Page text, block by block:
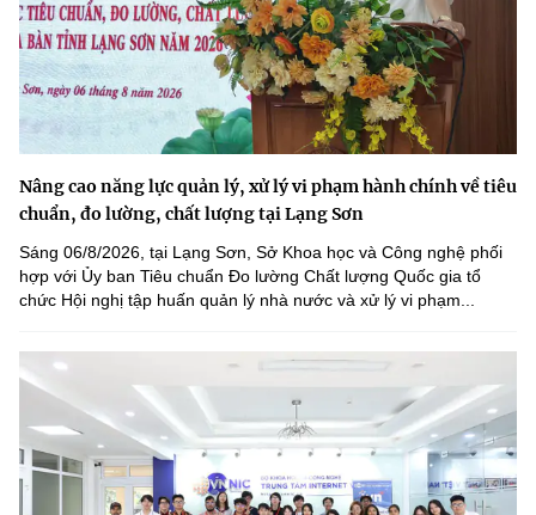
Nâng cao năng lực quản lý, xử lý vi phạm hành chính về tiêu
chuẩn, đo lường, chất lượng tại Lạng Sơn
Sáng 06/8/2026, tại Lạng Sơn, Sở Khoa học và Công nghệ phối
hợp với Ủy ban Tiêu chuẩn Đo lường Chất lượng Quốc gia tổ
chức Hội nghị tập huấn quản lý nhà nước và xử lý vi phạm...